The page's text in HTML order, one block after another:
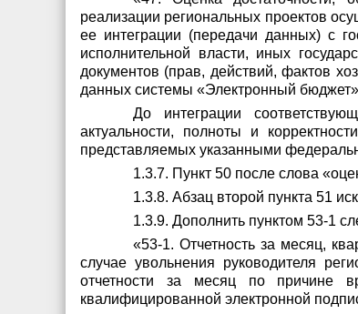
реализации региональных проектов
ее интеграции (передачи данных) с
исполнительной власти, иных
документов (прав, действий, фактов
данных системы «Электронный
До интеграции
актуальности, полноты и
представляемых указанными
1.3.7. Пункт 50 после слова
1.3.8. Абзац второй пункта 51
1.3.9. Дополнить пунктом 53-1
«53-1. Отчетность за месяц,
случае увольнения руководителя
отчетности за месяц по причине
квалифицированной электронной